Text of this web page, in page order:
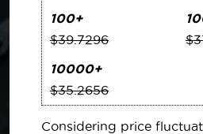
100+
$39.7296
10000+
$35.2656
Considering price